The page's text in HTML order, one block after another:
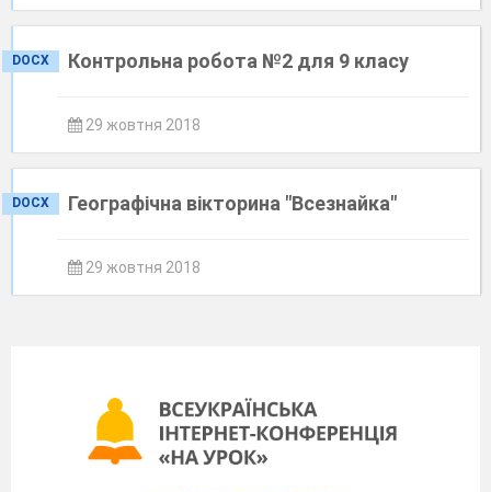
DOCX Контрольна робота №2 для 9 класу
29 жовтня 2018
DOCX Географічна вікторина "Всезнайка"
29 жовтня 2018